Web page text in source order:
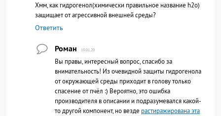
Хмм, как гидрогенол(химически правильное название h2o)
защищает от агрессивной внешней среды?
Ответить
Роман 10.01.20
Вы правы, интересный вопрос, спасибо за
внимательность! Из очевидной защиты гидрогенола
от окружающей среды приходит в голову только
спасение от пчёл :) Вероятно, это ошибка
производителя в описании и подразумевался какой-
то другой компонент, но везде растиражирована эта